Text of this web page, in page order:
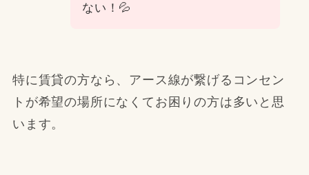
ない！💦
特に賃貸の方なら、アース線が繋げるコンセン
トが希望の場所になくてお困りの方は多いと思
います。